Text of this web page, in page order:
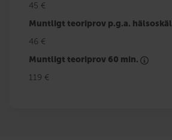
45 €
Muntligt teoriprov p.g.a. hälsoskäl
46 €
Muntligt teoriprov 60 min.
119 €